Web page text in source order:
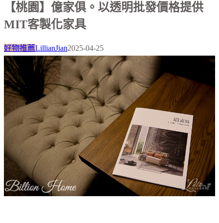
【桃園】億家俱。以透明批發價格提供
MIT客製化家具
好物推薦LillianJian2025-04-25